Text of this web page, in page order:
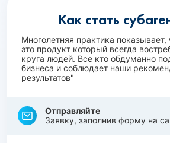
Как стать
Многолетняя практика показывает,
это продукт который всегда
круга людей. Все кто обдуманно
бизнеса и соблюдает наши
результатов"
Отправляйте
Заявку, заполнив форму на